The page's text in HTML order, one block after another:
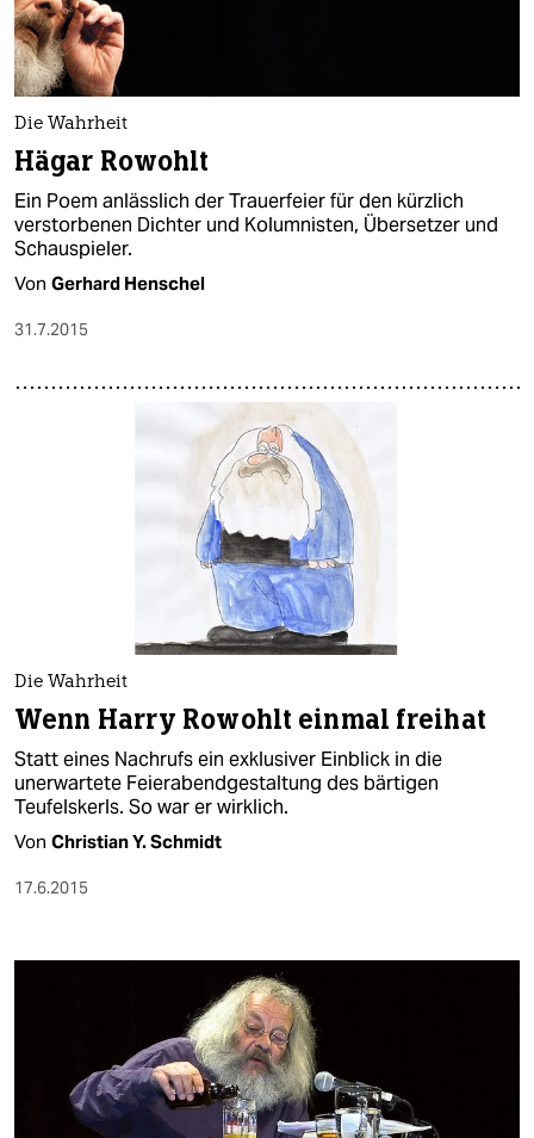
Die Wahrheit
Hägar Rowohlt
Ein Poem anlässlich der Trauerfeier für den kürzlich
verstorbenen Dichter und Kolumnisten, Übersetzer und
Schauspieler.
Von Gerhard Henschel
31.7.2015
Die Wahrheit
Wenn Harry Rowohlt einmal freihat
Statt eines Nachrufs ein exklusiver Einblick in die
unerwartete Feierabendgestaltung des bärtigen
Teufelskerls. So war er wirklich.
Von Christian Y. Schmidt
17.6.2015